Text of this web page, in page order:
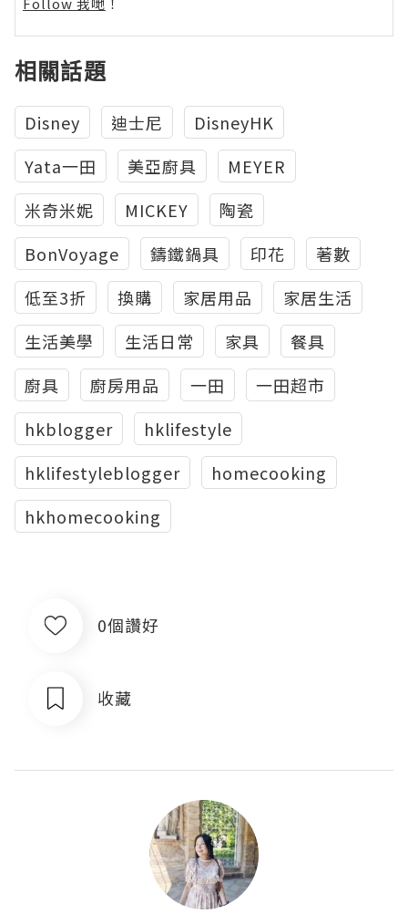
相關話題
Disney 迪士尼
DisneyHK
Yata一田
美亞廚具
MEYER
米奇米妮
MICKEY
陶瓷
BonVoyage
鑄鐵鍋具 印花
著數
低至3折
換購 家居用品
家居生活
生活美學
生活日常 家具
餐具
廚具
廚房用品 一田
一田超市
hkblogger
hklifestyle
hklifestyleblogger
homecooking
hkhomecooking
0個讚好
收藏